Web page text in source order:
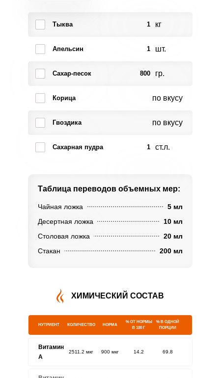
Тыква 1 кг
Апельсин 1 шт.
Сахар-песок 800 гр.
Корица по вкусу
Гвоздика по вкусу
Сахарная пудра 1 ст.л.
Таблица переводов объемных мер:
Чайная ложка
5 мл
Десертная ложка
10 мл
Столовая ложка
20 мл
Стакан
200 мл
ХИМИЧЕСКИЙ СОСТАВ
НУТРИЕНТ КОЛИЧЕСТВО НОРМА
% ОТ НОРМЫ
В 100 Г
% В ОДНОЙ
ПОРЦИИ
Витамин
A
2511.2 мкг 900 мкг 14.2 69.8